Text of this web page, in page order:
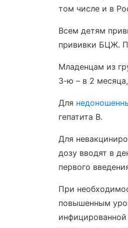
том числе и в
Всем детям
прививки БЦЖ.
Младенцам из
3-ю – в 2
Для
гепатита В.
Для
дозу вводят в
первого
При
повышенным